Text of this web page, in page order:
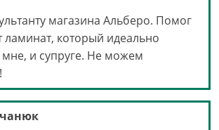
магазина Альберо. Помог
ламинат, который идеально
и супруге. Не можем